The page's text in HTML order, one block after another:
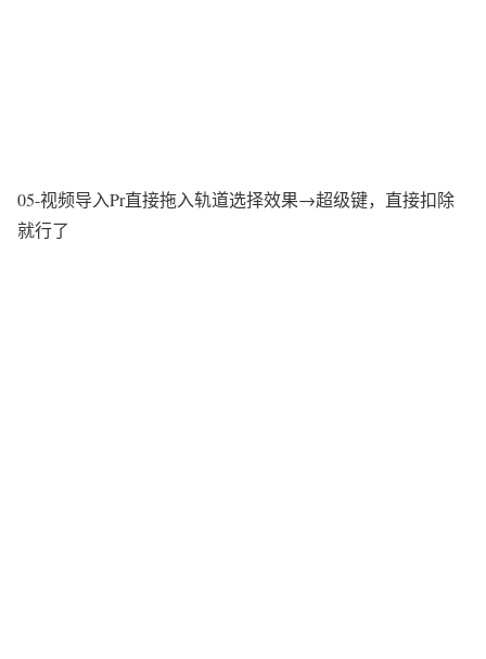
05-视频导入Pr直接拖入轨道选择效果→超级键，直接扣除
就行了